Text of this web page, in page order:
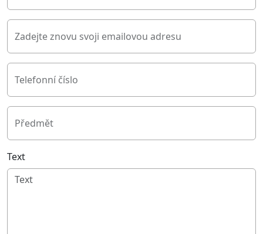
Zadejte znovu svoji emailovou adresu
Telefonní číslo
Předmět
Text